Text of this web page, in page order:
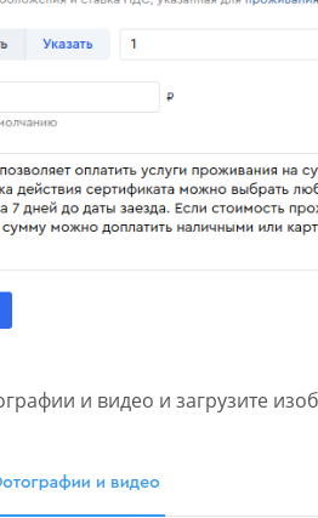
и видео и загрузите